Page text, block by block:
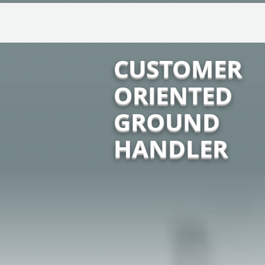
CUSTOMER
ORIENTED
GROUND
HANDLER